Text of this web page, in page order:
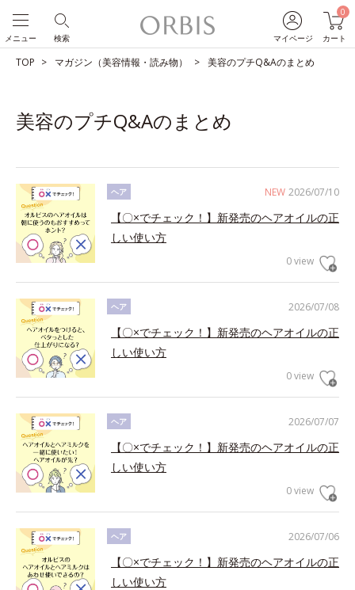
マイページ
0
カート
検索
メニュー
TOP マガジン（美容情報・読み物） 美容のプチQ&Aのまとめ
美容のプチQ&Aのまとめ
NEW 2026/07/10
ヘア
【〇×でチェック！】新発売のヘアオイルの正
しい使い方
0 view
2026/07/08
ヘア
【〇×でチェック！】新発売のヘアオイルの正
しい使い方
0 view
2026/07/07
ヘア
【〇×でチェック！】新発売のヘアオイルの正
しい使い方
0 view
2026/07/06
ヘア
【〇×でチェック！】新発売のヘアオイルの正
しい使い方